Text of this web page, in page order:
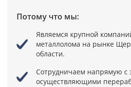
Потому что мы:
Являемся крупной
металлолома на рынке
области.
Сотрудничаем напрямую с
осуществляющими